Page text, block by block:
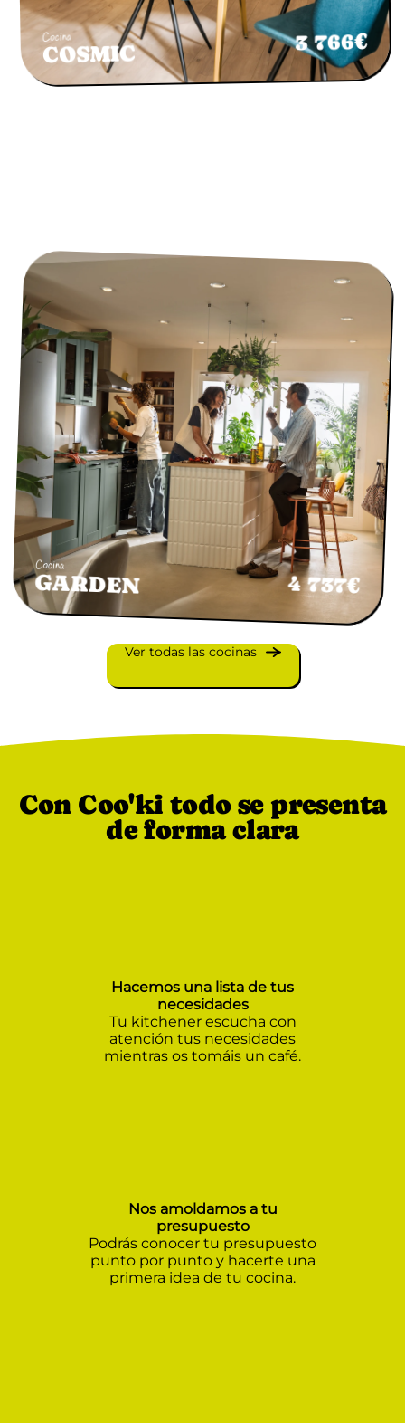
Cocina
COSMIC 3 766€
Cocina
GARDEN 4 737€
Ver todas las cocinas
Con Coo'ki todo se presenta
de forma clara
Hacemos una lista de tus
necesidades
Tu kitchener escucha con
atención tus necesidades
mientras os tomáis un café.
Nos amoldamos a tu
presupuesto
Podrás conocer tu presupuesto
punto por punto y hacerte una
primera idea de tu cocina.